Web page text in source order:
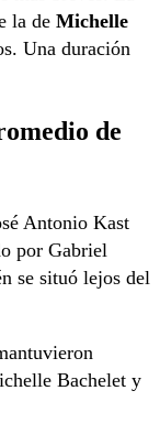
la de Michelle
Una duración
de
Antonio Kast
por Gabriel
se situó lejos del
Bachelet y